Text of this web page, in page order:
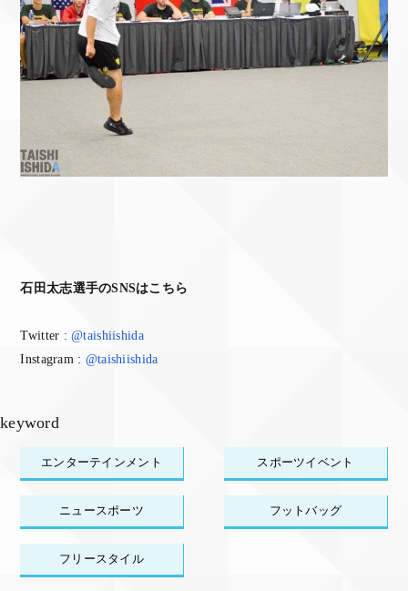
石田太志選手のSNSはこちら
Twitter :@taishiishida
Instagram : @taishiishida
keyword
エンターテインメント スポーツイベント
ニュースポーツ フットバッグ
フリースタイル